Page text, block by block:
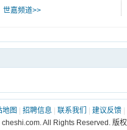
世嘉频道>>
地图 招聘信息 联系我们 建议反馈
All Rights Reserved. 版